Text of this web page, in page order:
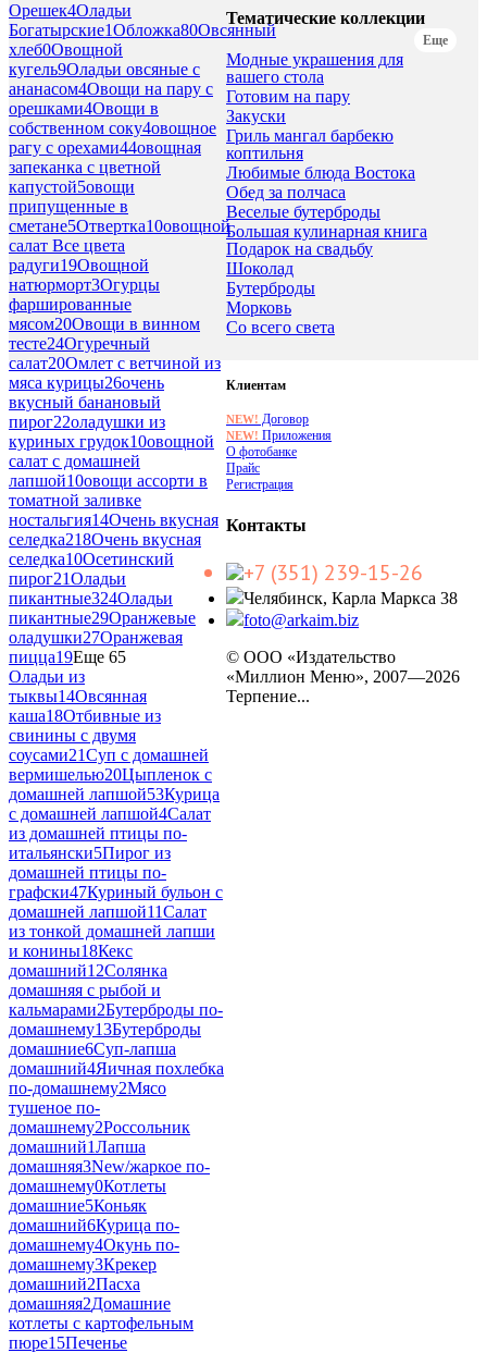
Орешек4Оладьи
Богатырские1Обложка80Овсянный
хлеб0Овощной
кугель9Оладьи овсяные с
ананасом4Овощи на пару с
орешками4Овощи в
собственном соку4овощное
рагу с орехами44овощная
запеканка с цветной
капустой5овощи
припущенные в
сметане5Отвертка10овощной
салат Все цвета
радуги19Овощной
натюрморт3Огурцы
фаршированные
мясом20Овощи в винном
тесте24Огуречный
салат20Омлет с ветчиной из
мяса курицы26очень
вкусный банановый
пирог22оладушки из
куриных грудок10овощной
салат с домашней
лапшой10овощи ассорти в
томатной заливке
ностальгия14Очень вкусная
селедка218Очень вкусная
селедка10Осетинский
пирог21Оладьи
пикантные324Оладьи
пикантные29Оранжевые
оладушки27Оранжевая
пицца19Еще 65
Оладьи из
тыквы14Овсянная
каша18Отбивные из
свинины с двумя
соусами21Суп с домашней
вермишелью20Цыпленок с
домашней лапшой53Курица
с домашней лапшой4Салат
из домашней птицы по-
итальянски5Пирог из
домашней птицы по-
графски47Куриный бульон с
домашней лапшой11Салат
из тонкой домашней лапши
и конины18Кекс
домашний12Солянка
домашняя с рыбой и
кальмарами2Бутерброды по-
домашнему13Бутерброды
домашние6Суп-лапша
домашний4Яичная похлебка
по-домашнему2Мясо
тушеное по-
домашнему2Россольник
домашний1Лапша
домашняя3New/жаркое по-
домашнему0Котлеты
домашние5Коньяк
домашний6Курица по-
домашнему4Окунь по-
домашнему3Крекер
домашний2Пасха
домашняя2Домашние
котлеты с картофельным
пюре15Печенье
Тематические коллекции
Еще
Модные украшения для
вашего стола
Готовим на пару
Закуски
Гриль мангал барбекю
коптильня
Любимые блюда Востока
Обед за полчаса
Веселые бутерброды
Большая кулинарная книга
Подарок на свадьбу
Шоколад
Бутерброды
Морковь
Со всего света
Клиентам
NEW! Договор
NEW! Приложения
О фотобанке
Прайс
Регистрация
Контакты
+7 (351) 239-15-26
Челябинск, Карла Маркса 38
foto@arkaim.biz
© ООО «Издательство
«Миллион Меню», 2007—2026
Терпение...